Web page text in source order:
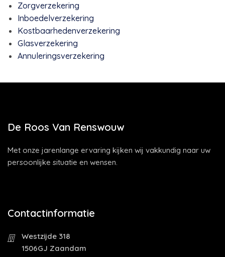
Zorgverzekering
Inboedelverzekering
Kostbaarhedenverzekering
Glasverzekering
Annuleringsverzekering
De Roos Van Renswouw
Met onze jarenlange ervaring kijken wij vakkundig naar uw
persoonlijke situatie en wensen.
Contactinformatie
Westzijde 318
1506GJ Zaandam